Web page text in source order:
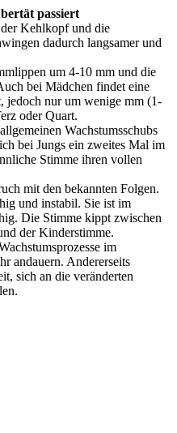
passiert
Kehlkopf und die
dadurch langsamer und
um 4-10 mm und die
bei Mädchen findet eine
jedoch nur um wenige mm (1-
oder Quart.
Wachstumsschubs
bei Jungs ein zweites Mal im
Stimme ihren vollen
mit den bekannten Folgen.
und instabil. Sie ist im
Die Stimme kippt zwischen
der Kinderstimme.
im
andauern. Andererseits
sich an die veränderten